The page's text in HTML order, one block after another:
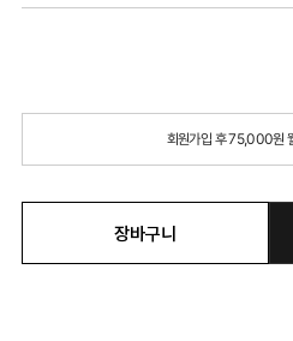
회원가입 후 75,000원
장바구니